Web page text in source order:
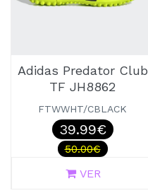
Adidas Predator Club
TF JH8862
FTWWHT/CBLACK
39.99€
50.00€
VER